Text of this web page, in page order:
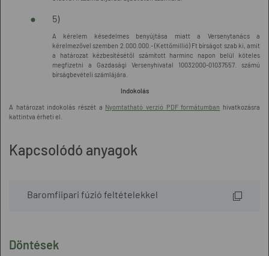
Döntések
5)
A kérelem késedelmes benyújtása miatt a Versenytanács a
kérelmezővel szemben 2.000.000.- (Kettőmillió) Ft bírságot szab ki, amit
a határozat kézbesítésétől számított harminc napon belül köteles
megfizetni a Gazdasági Versenyhivatal 10032000-01037557. számú
bírságbevételi számlájára.
Indokolás
A határozat indokolás részét a Nyomtatható verzió PDF formátumban hivatkozásra
kattintva érheti el.
Kapcsolódó anyagok
Baromfiipari fúzió feltételekkel